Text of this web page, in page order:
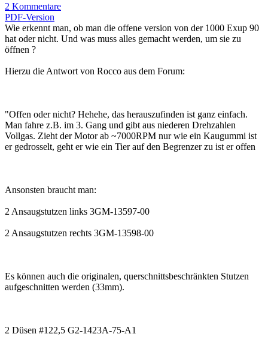
2 Kommentare
PDF-Version
Wie erkennt man, ob man die offene version von der 1000 Exup 90
hat oder nicht. Und was muss alles gemacht werden, um sie zu
öffnen ?
Hierzu die Antwort von Rocco aus dem Forum:
"Offen oder nicht? Hehehe, das herauszufinden ist ganz einfach.
Man fahre z.B. im 3. Gang und gibt aus niederen Drehzahlen
Vollgas. Zieht der Motor ab ~7000RPM nur wie ein Kaugummi ist
er gedrosselt, geht er wie ein Tier auf den Begrenzer zu ist er offen
Ansonsten braucht man:
2 Ansaugstutzen links 3GM-13597-00
2 Ansaugstutzen rechts 3GM-13598-00
Es können auch die originalen, querschnittsbeschränkten Stutzen
aufgeschnitten werden (33mm).
2 Düsen #122,5 G2-1423A-75-A1